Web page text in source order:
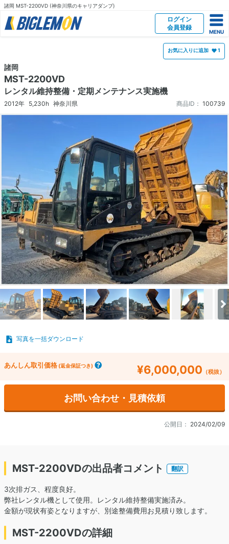
諸岡 MST-2200VD (神奈川県のキャリアダンプ)
ログイン
会員登録
お気に入りに追加 1
諸岡
MST-2200VD
レンタル維持整備・定期メンテナンス実施機
2012年 5,230h 神奈川県 商品ID： 100739
写真を一括ダウンロード
あんしん取引価格 (返金保証つき) ¥6,000,000 （税抜）
お問い合わせ・見積依頼
公開日： 2024/02/09
MST-2200VDの出品者コメント 翻訳
3次排ガス、程度良好。
弊社レンタル機として使用。レンタル維持整備実施済み。
金額が現状有姿となりますが、別途整備費用お見積り致します。
MST-2200VDの詳細